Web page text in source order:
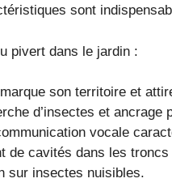
sont
pivert dans le jardin :
son territoire et
d’insectes et ancrage
vocale
de cavités dans les
sur insectes nuisibles.